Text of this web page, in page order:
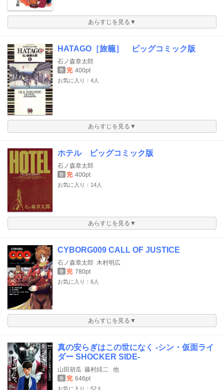
あらすじを見る▼
HATAGO［旅籠］ ビッグコミック版
石ノ森章太郎
巻 完 400pt
お気に入り：4人
あらすじを見る▼
ホテル ビッグコミック版
石ノ森章太郎
巻 完 400pt
お気に入り：14人
あらすじを見る▼
CYBORG009 CALL OF JUSTICE
石ノ森章太郎 木村明広
巻 完 780pt
お気に入り：6人
あらすじを見る▼
真の安らぎはこの世になく -シン・仮面ライ
ダー SHOCKER SIDE-
山田胡瓜 藤村緋二 他
巻 完 646pt
お気に入り：52人